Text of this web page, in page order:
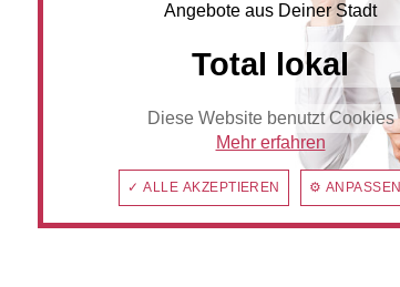
Angebote aus Deiner Stadt
Total lokal
Diese Website benutzt Cookies
Mehr erfahren
✓ ALLE AKZEPTIEREN ⚙ ANPASSEN